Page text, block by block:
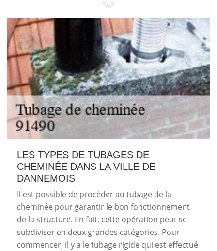
LES TYPES DE TUBAGES DE
CHEMINÉE DANS LA VILLE DE
DANNEMOIS
Il est possible de procéder au tubage de la
cheminée pour garantir le bon fonctionnement
de la structure. En fait, cette opération peut se
subdiviser en deux grandes catégories. Pour
commencer, il y a le tubage rigide qui est effectué